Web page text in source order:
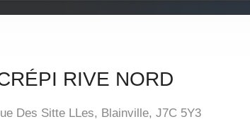
RIVE NORD
Des Sitte LLes, Blainville, J7C 5Y3